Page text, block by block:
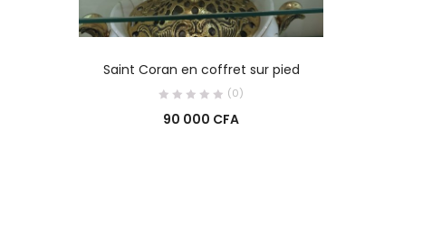
Saint Coran en coffret sur pied
(0)
90 000 CFA